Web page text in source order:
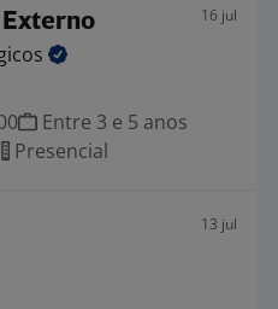
16 jul
Entre 3 e 5 anos
Presencial
13 jul